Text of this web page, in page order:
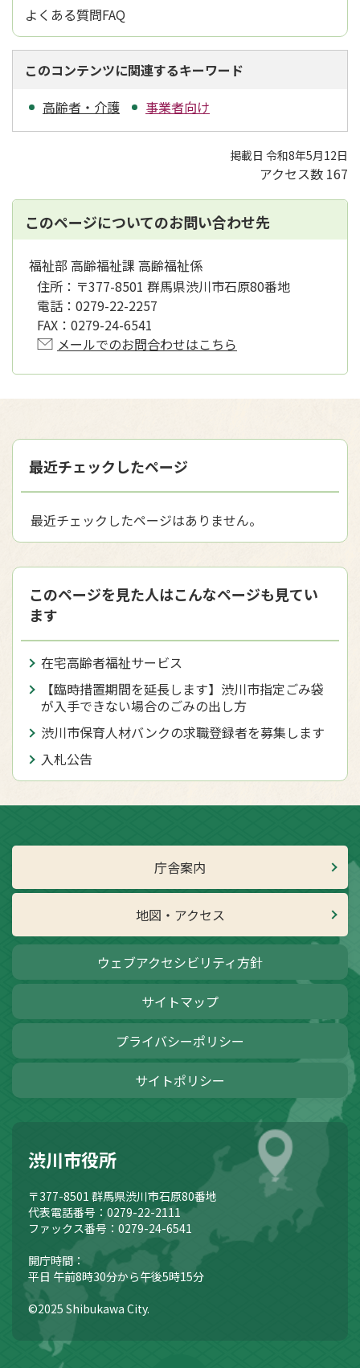
よくある質問FAQ
このコンテンツに関連するキーワード
高齢者・介護
事業者向け
掲載日 令和8年5月12日
アクセス数 167
このページについてのお問い合わせ先
福祉部 高齢福祉課 高齢福祉係
住所： 〒377-8501 群馬県渋川市石原80番地
電話： 0279-22-2257
FAX： 0279-24-6541
メールでのお問合わせはこちら
最近チェックしたページ
最近チェックしたページはありません。
このページを見た人はこんなページも見てい
ます
在宅高齢者福祉サービス
【臨時措置期間を延長します】渋川市指定ごみ袋
が入手できない場合のごみの出し方
渋川市保育人材バンクの求職登録者を募集します
入札公告
庁舎案内
地図・アクセス
ウェブアクセシビリティ方針
サイトマップ
プライバシーポリシー
サイトポリシー
渋川市役所
〒377-8501 群馬県渋川市石原80番地
代表電話番号：0279-22-2111
ファックス番号：0279-24-6541
開庁時間：
平日 午前8時30分から午後5時15分
©2025 Shibukawa City.